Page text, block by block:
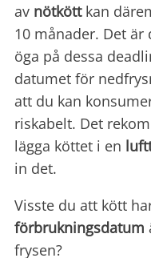
av nötköttkan
10 månader. Det
öga på dessa
datumet för
att du kan
riskabelt. Det
lägga köttet i en
in det.
Visste du att kött
förbrukningsdatum
frysen?